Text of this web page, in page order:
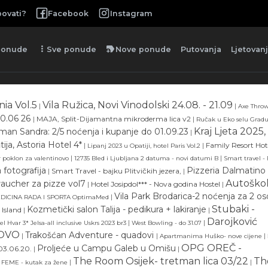
Facebook Instagram
more_vert Sve ponude new_label Nove ponude Putovanja
Vol.5 | Vila Ružica, Novi Vinodolski 24.08. - 21.09 | Axe
26 | MAJA, Split-Dijamantna mikroderma lica v2 | Ručak u Eko selu
Sandra: 2/5 noćenja i kupanje do 01.09.23 | Kraj Ljeta 2025,
Astoria Hotel 4* | Lipanj 2023 u Opatiji, hotel Paris Vol.2 | Family Resort
poklon za valentinovo | 12735 Bled i Ljubljana 2 datuma - novi datumi B | Smart travel -
fotografija | Smart Travel - bajku Plitvičkih jezera, | Pizzeria Dalmatino
za pizze vol7 | Hotel Josipdol*** - Nova godina Hostel |
RADA I SPORTA OptimaMed | Vila Park Brodarica-2 noćenja za 2
| Kozmetički salon Talija - pedikura + lakiranje | Stubaki -
Hvar 3* Jelsa-all inclusive Uskrs 2023 br3 | West Bowling - do 31.07 | Darojković
| Trakošćan Adventure - quadovi | Apartmanima Huško- nove cijene |
| Proljeće u Campu Galeb u Omišu | OPG OREČ -
FEME - kutak za žene | The Room Osijek- tretman lica 03/22 |